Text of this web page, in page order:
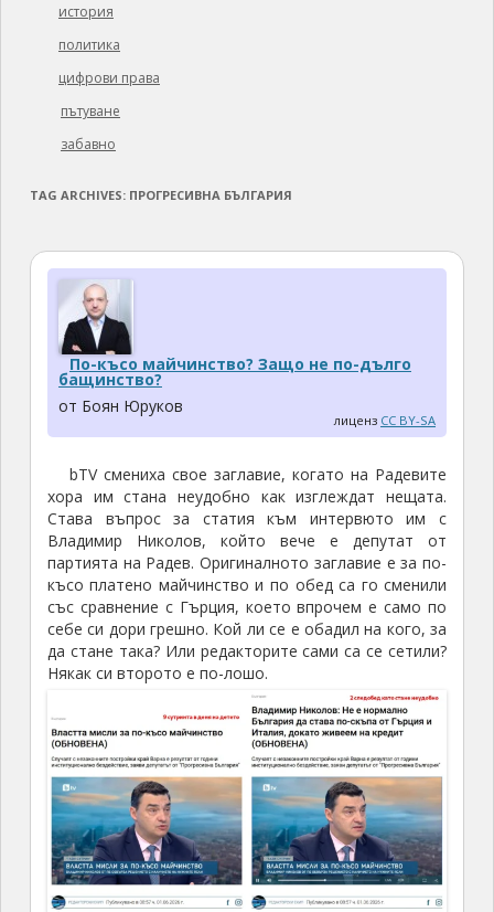
история
политика
цифрови права
пътуване
забавно
TAG ARCHIVES: ПРОГРЕСИВНА БЪЛГАРИЯ
По-късо майчинство? Защо не по-дълго
бащинство?
от Боян Юруков
лиценз CC BY-SA
bTV смениха свое заглавие, когато на Радевите
хора им стана неудобно как изглеждат нещата.
Става въпрос за статия към интервюто им с
Владимир Николов, който вече е депутат от
партията на Радев. Оригиналното заглавие е за по-
късо платено майчинство и по обед са го сменили
със сравнение с Гърция, което впрочем е само по
себе си дори грешно. Кой ли се е обадил на кого, за
да стане така? Или редакторите сами са се сетили?
Някак си второто е по-лошо.